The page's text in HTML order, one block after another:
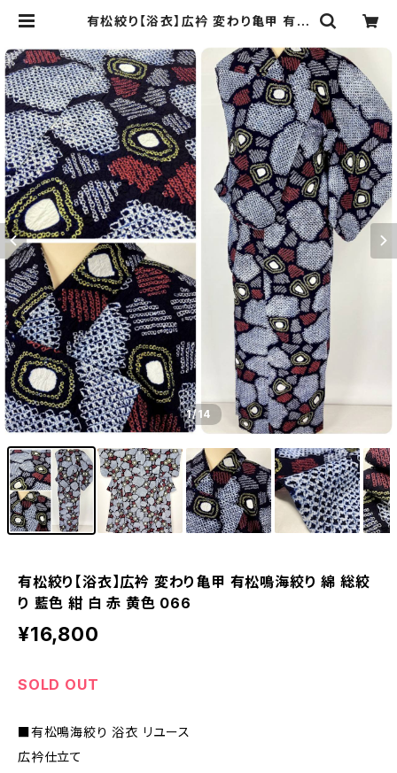
有松絞り【浴衣】広衿 変わり亀甲 有松
色 066 | kimono Re:和 [online
store] キモノリワ 着物 帯
1/14
有松絞り【浴衣】広衿 変わり亀甲 有松鳴海絞り 綿 総絞
り 藍色 紺 白 赤 黄色 066
¥16,800
SOLD OUT
■有松鳴海絞り 浴衣 リユース
広衿仕立て